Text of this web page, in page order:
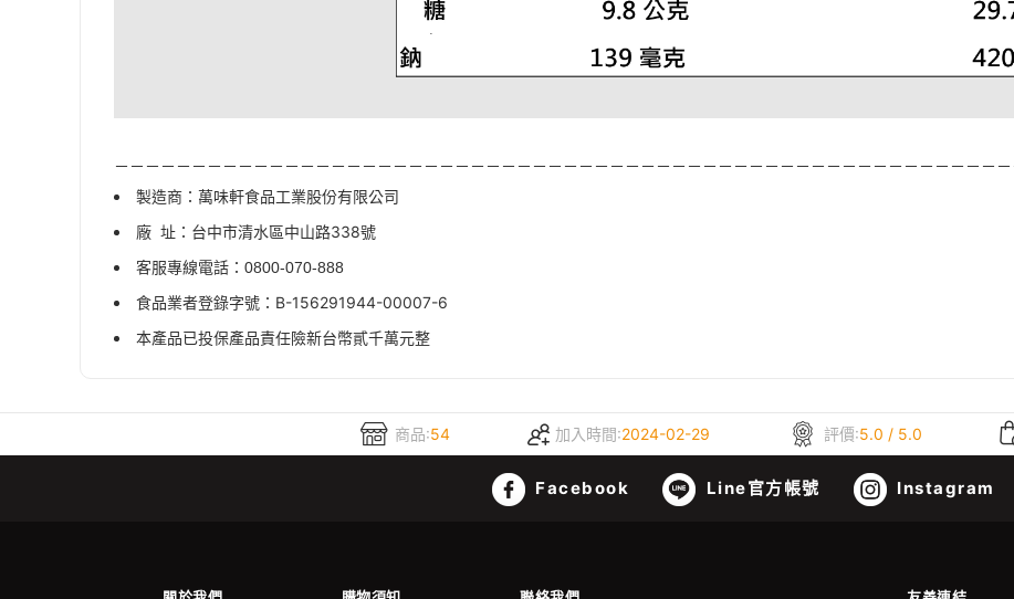
－－－－－－－－－－－－－－－－－－－－－－－－－－－－－－－－－－－－－－－－－－－－－－－－－－－－－－－－－
製造商：萬味軒食品工業股份有限公司
廠 址：台中市清水區中山路338號
客服專線電話： 0800-070-888
食品業者登錄字號： B-156291944-00007-6
本產品已投保產品責任險新台幣貳千萬元整
商品:54 加入時間:2024-02-29 評價:5.0 / 5.0
Facebook Line官方帳號 Instagram